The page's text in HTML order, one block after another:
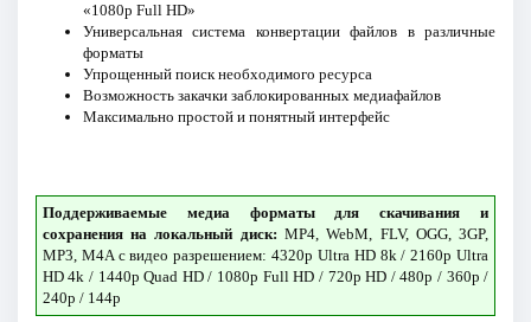
«1080p Full HD»
Универсальная система конвертации файлов в различные
форматы
Упрощенный поиск необходимого ресурса
Возможность закачки заблокированных медиафайлов
Максимально простой и понятный интерфейс
Поддерживаемые медиа форматы для скачивания и
сохранения на локальный диск: MP4, WebM, FLV, OGG, 3GP,
MP3, M4A с видео разрешением: 4320p Ultra HD 8k / 2160p Ultra
HD 4k / 1440p Quad HD / 1080p Full HD / 720p HD / 480p / 360p /
240p / 144p